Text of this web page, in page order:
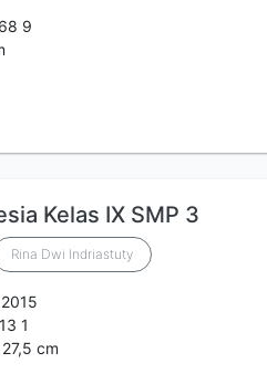
9
Kelas IX SMP 3
Rina Dwi Indriastuty
1
cm